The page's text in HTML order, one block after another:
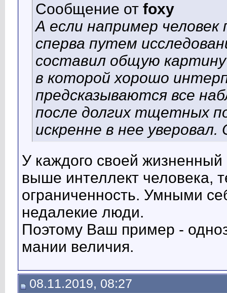
Сообщение от foxy
А если например
сперва путем
составил общую
в которой хорошо
предсказываются все
после долгих тщетных
искренне в нее
У каждого своей
выше интеллект человека,
ограниченность. Умными
недалекие люди.
Поэтому Ваш пример -
мании величия.
08.11.2019, 08:27